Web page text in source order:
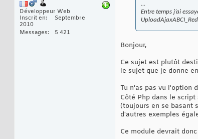
Développeur Web
Inscrit en
Septembre
2010
Messages
5 421
...
Entre temps j’ai
Bonjour,
Ce sujet est plutôt
le sujet que je donne
Tu n'as pas vu l'option
Côté Php dans le
(toujours en se basant
d'autres exemples
Ce module devrait